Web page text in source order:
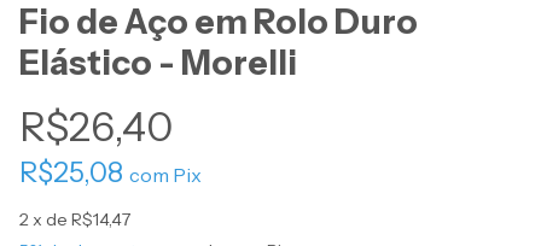
Fio de Aço em Rolo Duro
Elástico - Morelli
R$26,40
R$25,08 com Pix
2x de R$14,47